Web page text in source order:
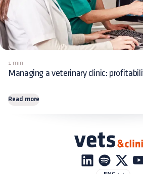
1 min
Managing a veterinary clinic:
Read more